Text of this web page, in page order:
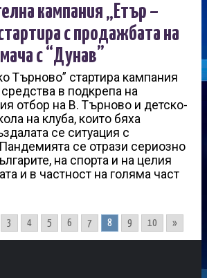
кампания „Етър –
с продажбата на
с “Дунав”
Търново” стартира кампания
в подкрепа на
отбор на В. Търново и детско-
на клуба, които бяха
се ситуация с
се отрази сериозно
на спорта и на целия
и в частност на голяма част
3 4 5 6 7 8 9 10 »